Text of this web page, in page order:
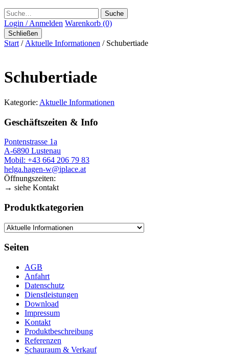
Suche
Login / Anmelden Warenkorb (0)
Schließen
Start / Aktuelle Informationen / Schubertiade
Schubertiade
Kategorie: Aktuelle Informationen
Geschäftszeiten & Info
Pontenstrasse 1a
A-6890 Lustenau
Mobil: +43 664 206 79 83
helga.hagen-w@iplace.at
Öffnungszeiten:
→ siehe Kontakt
Produktkategorien
Seiten
AGB
Anfahrt
Datenschutz
Dienstleistungen
Download
Impressum
Kontakt
Produktbeschreibung
Referenzen
Schauraum & Verkauf